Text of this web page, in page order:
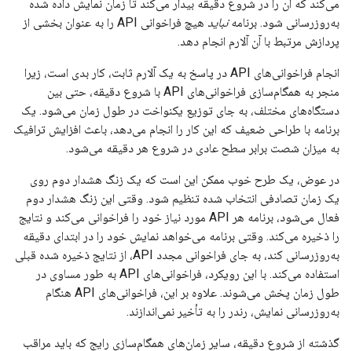
می‌کند که آن را در شروع دقیقه بیدار می‌کند تا زمان نمایش داده شده
به‌روزرسانی شود. برنامهنباید
هیچ فراخوانی API را به عنوان بخشی از
پردازش مرتبط با آن آلارم انجام دهد.
انجام فراخوانی‌های API در پاسخ به یک آلارم ثابت، کار بدی است، زیرا
منجر به همگام‌سازی فراخوانی‌های API با شروع دقیقه، حتی بین
دستگاه‌های مختلف، به جای توزیع یکنواخت در طول زمان می‌شود. یک
برنامه با طراحی ضعیف که این کار را انجام می‌دهد، باعث افزایش ترافیک
به میزان شصت برابر سطح عادی در شروع هر دقیقه می‌شود.
در عوض، یک طرح خوب ممکن این است که یک زنگ هشدار دوم روی
یک زمان تصادفی انتخاب شده تنظیم شود. وقتی این زنگ هشدار دوم
فعال می‌شود، برنامه هر API مورد نیاز خود را فراخوانی می‌کند و نتایج
را ذخیره می‌کند. وقتی برنامه می‌خواهد نمایش خود را در ابتدای دقیقه
به‌روزرسانی کند، به جای فراخوانی مجدد API، از نتایج ذخیره شده قبلی
استفاده می‌کند. با این رویکرد، فراخوانی‌های API به طور مساوی در
طول زمان پخش می‌شوند. علاوه بر این، فراخوانی‌های API هنگام
به‌روزرسانی نمایش، رندر را به تأخیر نمی‌اندازند.
گذشته از شروع دقیقه، سایر زمان‌های همگام‌سازی رایج که باید مراقب